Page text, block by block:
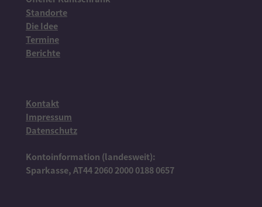
Standorte
Die Idee
Termine
Berichte
Kontakt
Impressum
Datenschutz
Kontoinformation (landesweit):
Sparkasse, AT44 2060 2000 0188 0657